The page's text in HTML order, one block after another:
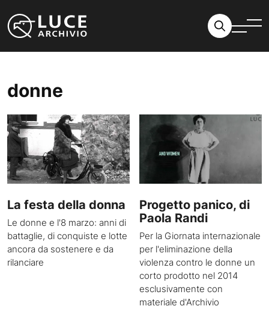
donne
La festa della donna
Le donne e l'8 marzo: anni di
battaglie, di conquiste e lotte
ancora da sostenere e da
rilanciare
Progetto panico, di
Paola Randi
Per la Giornata internazionale
per l'eliminazione della
violenza contro le donne un
corto prodotto nel 2014
esclusivamente con
materiale d'Archivio